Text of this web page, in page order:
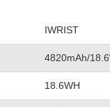
IWRIST
4820mAh/
18.6WH